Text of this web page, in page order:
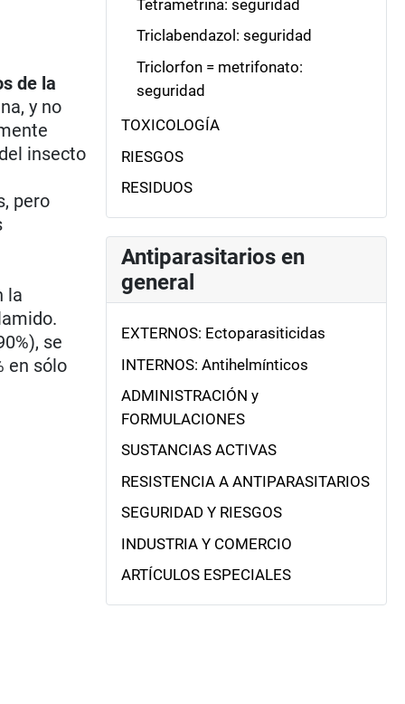
de la
y no
insecto
pero
la
se
en sólo
Tetrametrina: seguridad
Triclabendazol: seguridad
Triclorfon = metrifonato:
seguridad
TOXICOLOGÍA
RIESGOS
RESIDUOS
Antiparasitarios en
general
EXTERNOS: Ectoparasiticidas
INTERNOS: Antihelmínticos
ADMINISTRACIÓN y
FORMULACIONES
SUSTANCIAS ACTIVAS
RESISTENCIA A ANTIPARASITARIOS
SEGURIDAD Y RIESGOS
INDUSTRIA Y COMERCIO
ARTÍCULOS ESPECIALES